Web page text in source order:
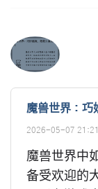
魔兽世界：巧
2026-05-07
魔兽世界中
备受欢迎的